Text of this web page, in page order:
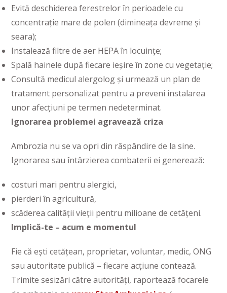
Evită deschiderea ferestrelor în perioadele cu
concentrație mare de polen (dimineața devreme și
seara);
Instalează filtre de aer HEPA în locuințe;
Spală hainele după fiecare ieșire în zone cu vegetație;
Consultă medicul alergolog și urmează un plan de
tratament personalizat pentru a preveni instalarea
unor afecțiuni pe termen nedeterminat.
Ignorarea problemei agravează criza
Ambrozia nu se va opri din răspândire de la sine.
Ignorarea sau întârzierea combaterii ei generează:
costuri mari pentru alergici,
pierderi în agricultură,
scăderea calității vieții pentru milioane de cetățeni.
Implică-te – acum e momentul
Fie că ești cetățean, proprietar, voluntar, medic, ONG
sau autoritate publică – fiecare acțiune contează.
Trimite sesizări către autorități, raportează focarele